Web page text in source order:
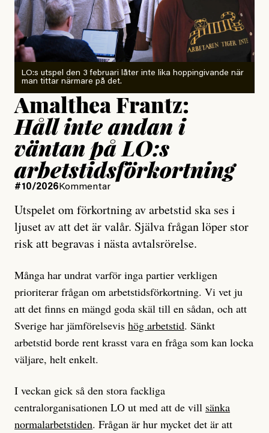
LO:s utspel den 3 februari låter inte lika hoppingivande när
man tittar närmare på det.
Amalthea Frantz:
Håll inte andan i
väntan på LO:s
arbetstids­förkortning
#10/2026 Kommentar
Utspelet om förkortning av arbetstid ska ses i
ljuset av att det är valår. Själva frågan löper stor
risk att begravas i nästa avtalsrörelse.
Många har undrat varför inga partier verkligen
prioriterar frågan om arbetstidsförkortning. Vi vet ju
att det finns en mängd goda skäl till en sådan, och att
Sverige har jämförelsevis hög arbetstid. Sänkt
arbetstid borde rent krasst vara en fråga som kan locka
väljare, helt enkelt.
I veckan gick så den stora fackliga
centralorganisationen LO ut med att de vill sänka
normalarbetstiden. Frågan är hur mycket det är att